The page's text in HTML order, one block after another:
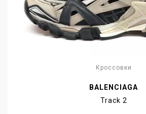
Кроссовки
BALENCIAGA
Track 2